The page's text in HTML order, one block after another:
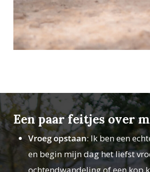
Een paar feitjes over
Vroeg opstaan: Ik ben een
en begin mijn dag het liefst